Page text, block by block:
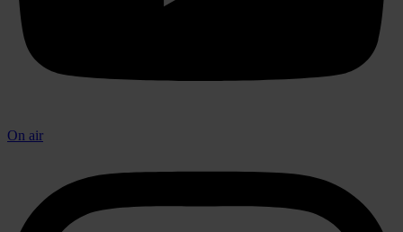
On air